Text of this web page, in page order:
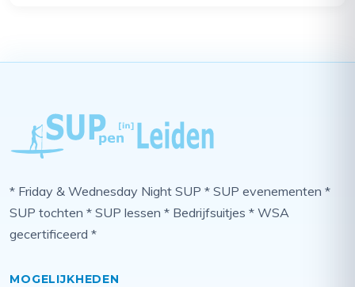
* Friday & Wednesday Night SUP * SUP evenementen *
SUP tochten * SUP lessen * Bedrijfsuitjes * WSA
gecertificeerd *
MOGELIJKHEDEN